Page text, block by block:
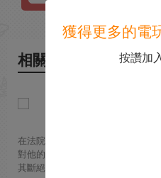
相關新聞
開發商
在法院判處 MMA 拳擊手康納·麥
對他的性侵民事訴訟中敗訴後，《
其斷絕合作關係。 在社交媒體上，
獲得更多的電
按讚加